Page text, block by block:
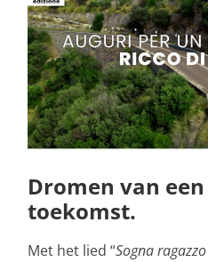
Dromen van
toekomst.
Met het lied “Sogna